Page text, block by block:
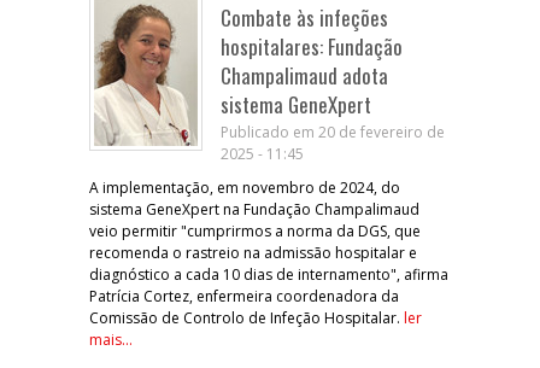
Combate às infeções
hospitalares: Fundação
Champalimaud adota
sistema GeneXpert
Publicado em 20 de fevereiro de
2025 - 11:45
A implementação, em novembro de 2024, do
sistema GeneXpert na Fundação Champalimaud
veio permitir "cumprirmos a norma da DGS, que
recomenda o rastreio na admissão hospitalar e
diagnóstico a cada 10 dias de internamento", afirma
Patrícia Cortez, enfermeira coordenadora da
Comissão de Controlo de Infeção Hospitalar. ler
mais...